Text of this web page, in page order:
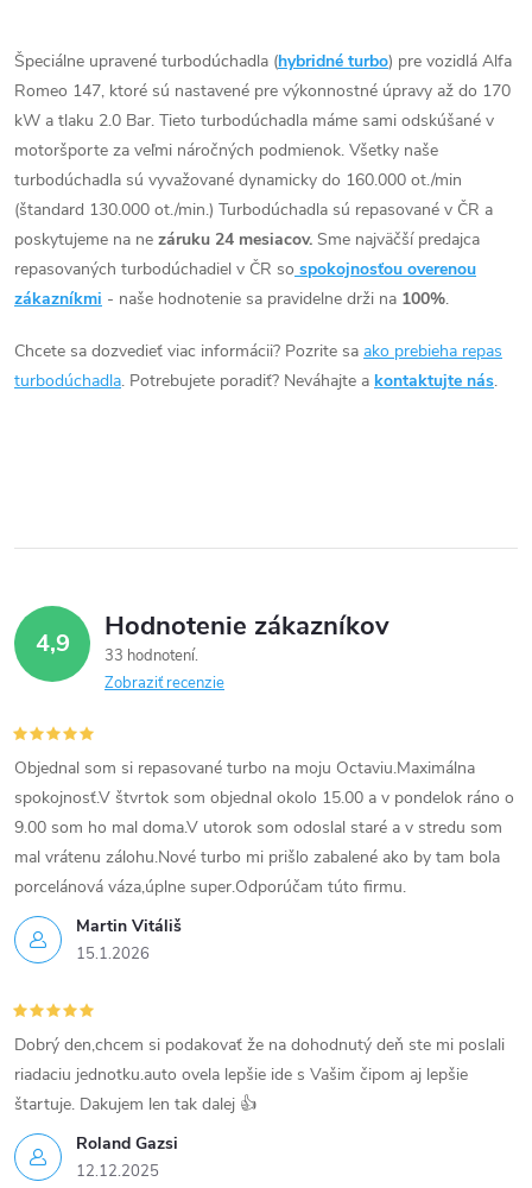
t
o
v
o
v
v
l
á
d
a
c
i
e
v
y
v
ý
p
i
s
u
Špeciálne upravené turbodúchadla (hybridné turbo) pre vozidlá Alfa
Romeo 147, ktoré sú nastavené pre výkonnostné úpravy až do 170
kW a tlaku 2.0 Bar. Tieto turbodúchadla máme sami odskúšané v
motoršporte za veľmi náročných podmienok. Všetky naše
turbodúchadla sú vyvažované dynamicky do 160.000 ot./min
(štandard 130.000 ot./min.) Turbodúchadla sú repasované v ČR a
poskytujeme na ne záruku 24 mesiacov. Sme najväčší predajca
repasovaných turbodúchadiel v ČR so spokojnosťou overenou
zákazníkmi - naše hodnotenie sa pravidelne drži na 100%.
Chcete sa dozvedieť viac informácii? Pozrite sa ako prebieha repas
turbodúchadla. Potrebujete poradiť? Neváhajte a kontaktujte nás.
4,9 Hodnotenie zákazníkov
33 hodnotení
Zobraziť recenzie
Martin Vitáliš
15.1.2026
Objednal som si repasované turbo na moju Octaviu.Maximálna
spokojnosť.V štvrtok som objednal okolo 15.00 a v pondelok ráno o
9.00 som ho mal doma.V utorok som odoslal staré a v stredu som
mal vrátenu zálohu.Nové turbo mi prišlo zabalené ako by tam bola
porcelánová váza,úplne super.Odporúčam túto firmu.
Roland Gazsi
12.12.2025
Dobrý den,chcem si podakovať že na dohodnutý deň ste mi poslali
riadaciu jednotku.auto ovela lepšie ide s Vašim čipom aj lepšie
štartuje. Dakujem len tak dalej 👍